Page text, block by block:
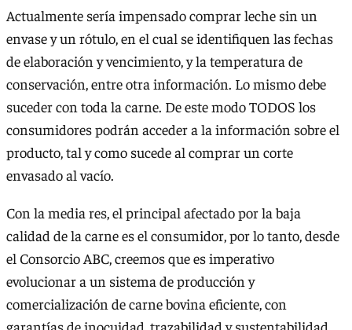
Actualmente sería impensado comprar leche sin un
envase y un rótulo, en el cual se identifiquen las fechas
de elaboración y vencimiento, y la temperatura de
conservación, entre otra información. Lo mismo debe
suceder con toda la carne. De este modo TODOS los
consumidores podrán acceder a la información sobre el
producto, tal y como sucede al comprar un corte
envasado al vacío.
Con la media res, el principal afectado por la baja
calidad de la carne es el consumidor, por lo tanto, desde
el Consorcio ABC, creemos que es imperativo
evolucionar a un sistema de producción y
comercialización de carne bovina eficiente, con